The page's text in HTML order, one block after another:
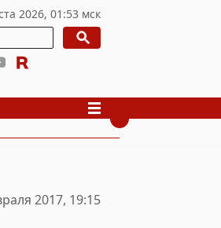
2017, 19:15